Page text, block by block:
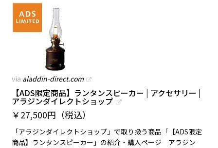
via aladdin-direct.com
【ADS限定商品】ランタンスピーカー | アクセサリー |
アラジンダイレクトショップ
￥27,500円（税込）
「アラジンダイレクトショップ」で取り扱う商品「【ADS限定
商品】ランタンスピーカー」の紹介・購入ページ アラジン